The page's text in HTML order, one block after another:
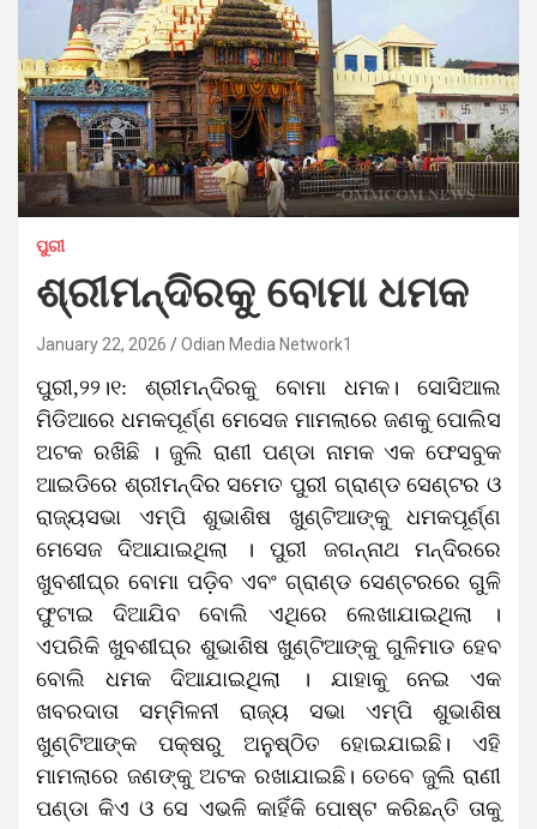
ପୁରୀ
ଶ୍ରୀମନ୍ଦିରକୁ ବୋମା ଧମକ
January 22, 2026 Odian Media Network1
ପୁରୀ,୨୨।୧: ଶ୍ରୀମନ୍ଦିରକୁ ବୋମା ଧମକ। ସୋସିଆଲ
ମିଡିଆରେ ଧମକପୂର୍ଣ୍ଣ ମେସେଜ ମାମଲାରେ ଜଣକୁ ପୋଲିସ
ଅଟକ ରଖିଛି । ଜୁଲି ରାଣୀ ପଣ୍ଡା ନାମକ ଏକ ଫେସବୁକ
ଆଇଡିରେ ଶ୍ରୀମନ୍ଦିର ସମେତ ପୁରୀ ଗ୍ରାଣ୍ଡ ସେଣ୍ଟର ଓ
ରାଜ୍ୟସଭା ଏମ୍‌ପି ଶୁଭାଶିଷ ଖୁଣ୍ଟିଆଙ୍କୁ ଧମକପୂର୍ଣ୍ଣ
ମେସେଜ ଦିଆଯାଇଥିଲା । ପୁରୀ ଜଗନ୍ନାଥ ମନ୍ଦିରରେ
ଖୁବଶୀଘ୍ର ବୋମା ପଡ଼ିବ ଏବଂ ଗ୍ରାଣ୍ଡ ସେଣ୍ଟରରେ ଗୁଳି
ଫୁଟାଇ ଦିଆଯିବ ବୋଲି ଏଥିରେ ଲେଖାଯାଇଥିଲା ।
ଏପରିକି ଖୁବଶୀଘ୍ର ଶୁଭାଶିଷ ଖୁଣ୍ଟିଆଙ୍କୁ ଗୁଳିମାଡ ହେବ
ବୋଲି ଧମକ ଦିଆଯାଇଥିଲା । ଯାହାକୁ ନେଇ ଏକ
ଖବରଦାତା ସମ୍ମିଳନୀ ରାଜ୍ୟ ସଭା ଏମ୍‌ପି ଶୁଭାଶିଷ
ଖୁଣ୍ଟିଆଙ୍କ ପକ୍ଷରୁ ଅନୁଷ୍ଠିତ ହୋଇଯାଇଛି। ଏହି
ମାମଲାରେ ଜଣଙ୍କୁ ଅଟକ ରଖାଯାଇଛି। ତେବେ ଜୁଲି ରାଣୀ
ପଣ୍ଡା କିଏ ଓ ସେ ଏଭଳି କାହିଁକି ପୋଷ୍ଟ କରିଛନ୍ତି ତାକୁ